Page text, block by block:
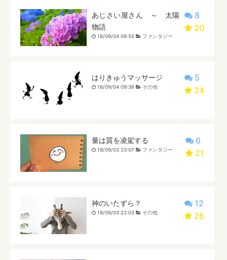
8
20
あじさい屋さん ～ 太陽
物語
18/09/04 09:55 ファンタジー
5
24
はりきゅうマッサージ
18/09/04 09:36 その他
6
21
量は質を凌駕する
18/09/03 23:07 ファンタジー
12
26
神のいたずら？
18/09/03 22:03 その他